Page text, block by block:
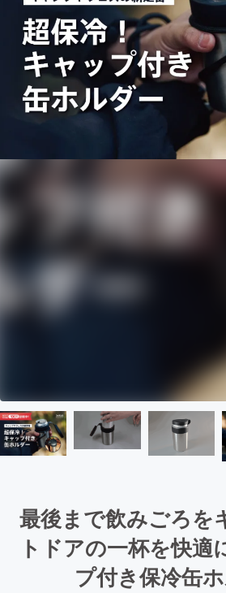
最後まで飲みごろを
トドアの一杯を快適
プ付き保冷缶